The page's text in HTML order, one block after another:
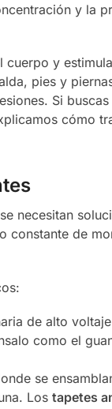
y la
y
pies y
Si
cómo
necesitan
constante de
de alto
como el
se
Los tapetes